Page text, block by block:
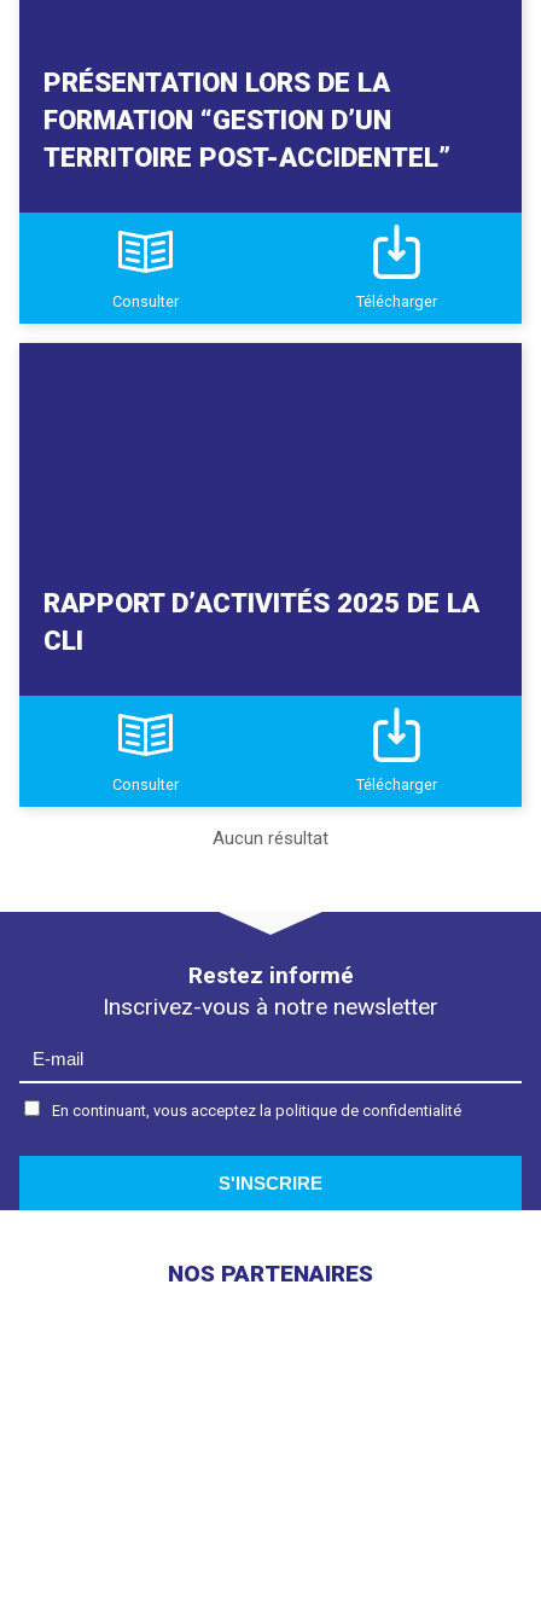
PRÉSENTATION LORS DE LA
FORMATION “GESTION D’UN
TERRITOIRE POST-ACCIDENTEL”
Consulter Télécharger
RAPPORT D’ACTIVITÉS 2025 DE LA
CLI
Consulter Télécharger
Aucun résultat
Restez informé
Inscrivez-vous à notre newsletter
En continuant, vous acceptez la politique de confidentialité
NOS PARTENAIRES